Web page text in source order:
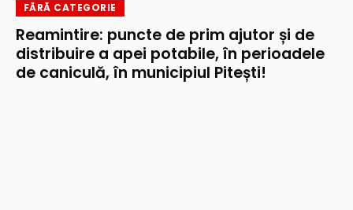
FĂRĂ CATEGORIE
Reamintire: puncte de prim ajutor și de
distribuire a apei potabile, în perioadele
de caniculă, în municipiul Pitești!